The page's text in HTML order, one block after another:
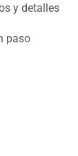
y detalles
paso